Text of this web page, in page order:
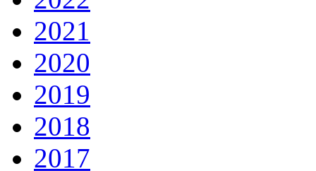
2021
2020
2019
2018
2017